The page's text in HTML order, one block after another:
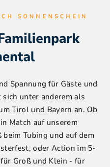
SONNENSCHEIN
Spannung für Gäste und
unter anderem als
Tirol und Bayern an. Ob
Match auf unserem
Tubing und auf dem
oder Action im 5-
Groß und Klein - für